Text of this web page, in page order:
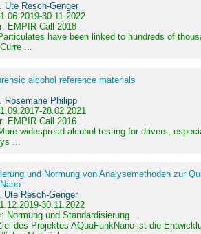
Ute Resch-Genger
30.11.2022
EMPIR Call 2018
have been linked to hundreds of
...
alcohol reference materials
Rosemarie Philipp
28.02.2021
EMPIR Call 2016
widespread alcohol testing for drivers,
...
und Normung von Analysemethoden zur
Ute Resch-Genger
30.11.2022
Normung und Standardisierung
des Projektes AQuaFunkNano ist die